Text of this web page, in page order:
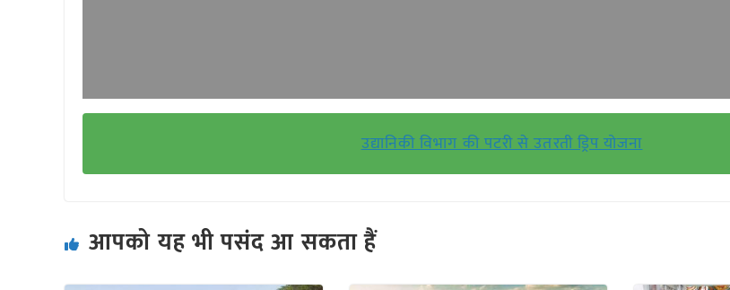
उद्यानिकी विभाग की पटरी से उतरती ड्रिप योजना
आपको यह भी पसंद आ सकता हैं